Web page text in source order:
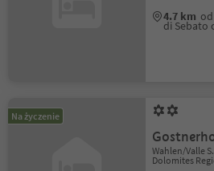
4.7 km
di Sebato
Na życzenie
Wahlen/Valle
Dolomites